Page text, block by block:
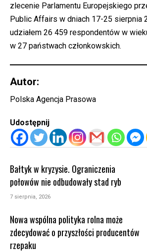
zlecenie Parlamentu Europejskiego
Public Affairs w dniach 17-25 sierpnia
udziałem 26 459 respondentów w
w 27 państwach członkowskich.
Autor:
Polska Agencja Prasowa
Udostępnij
Bałtyk w kryzysie. Ograniczenia
połowów nie odbudowały stad ryb
7 sierpnia, 2026
Nowa wspólna polityka rolna może
zdecydować o przyszłości producentów
rzepaku